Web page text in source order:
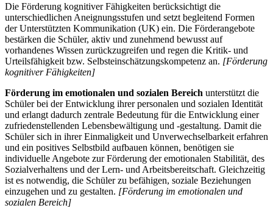
Die Förderung kognitiver Fähigkeiten berücksichtigt die
unterschiedlichen Aneignungsstufen und setzt begleitend Formen
der Unterstützten Kommunikation (UK) ein. Die Förderangebote
bestärken die Schüler, aktiv und zunehmend bewusst auf
vorhandenes Wissen zurückzugreifen und regen die Kritik- und
Urteilsfähigkeit bzw. Selbsteinschätzungskompetenz an. [Förderung
kognitiver Fähigkeiten]
Förderung im emotionalen und sozialen Bereich unterstützt die
Schüler bei der Entwicklung ihrer personalen und sozialen Identität
und erlangt dadurch zentrale Bedeutung für die Entwicklung einer
zufriedenstellenden Lebensbewältigung und -gestaltung. Damit die
Schüler sich in ihrer Einmaligkeit und Unverwechselbarkeit erfahren
und ein positives Selbstbild aufbauen können, benötigen sie
individuelle Angebote zur Förderung der emotionalen Stabilität, des
Sozialverhaltens und der Lern- und Arbeitsbereitschaft. Gleichzeitig
ist es notwendig, die Schüler zu befähigen, soziale Beziehungen
einzugehen und zu gestalten. [Förderung im emotionalen und
sozialen Bereich]